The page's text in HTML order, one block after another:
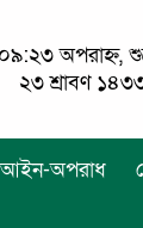
০৯:২৩ অপরাহ্ন,
২৩ শ্রাবণ ১৪৩৩
আইন-অপরাধ